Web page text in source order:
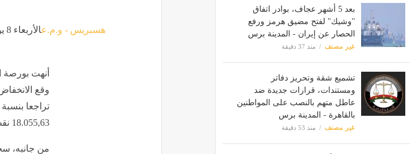
بعد 5 أشهر عجاف، بوادر اتفاق
"وشيك" لفتح مضيق هرمز ورفع
الحصار عن إيران - المدينة برس
غير مصنف منذ 37 دقيقة
تشميع شقة وتحريز دفاتر
ومستندات، قرارات جديدة ضد
عاطل متهم بالنصب على المواطنين
بالقاهرة - المدينة برس
غير مصنف منذ 53 دقيقة
هسبريس - و.م.عالأربعاء 8 يوليوز 2026 - 19:09
أنهت بورصة
وقع
18.055,63 نقطة.